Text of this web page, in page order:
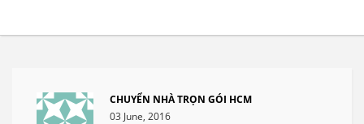
CHUYỂN NHÀ TRỌN GÓI HCM
03 June, 2016